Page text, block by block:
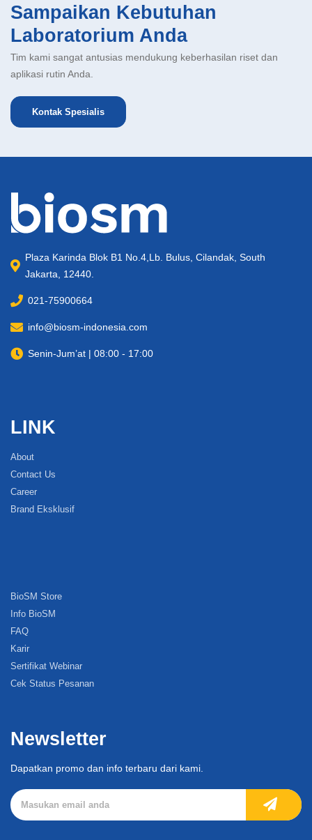
Sampaikan Kebutuhan
Laboratorium Anda
Tim kami sangat antusias mendukung keberhasilan riset dan
aplikasi rutin Anda.
Kontak Spesialis
Plaza Karinda Blok B1 No.4,Lb. Bulus, Cilandak, South
Jakarta, 12440.
021-75900664
info@biosm-indonesia.com
Senin-Jum’at | 08:00 - 17:00
LINK
About
Contact Us
Career
Brand Eksklusif
BioSM Store
Info BioSM
FAQ
Karir
Sertifikat Webinar
Cek Status Pesanan
Newsletter
Dapatkan promo dan info terbaru dari kami.